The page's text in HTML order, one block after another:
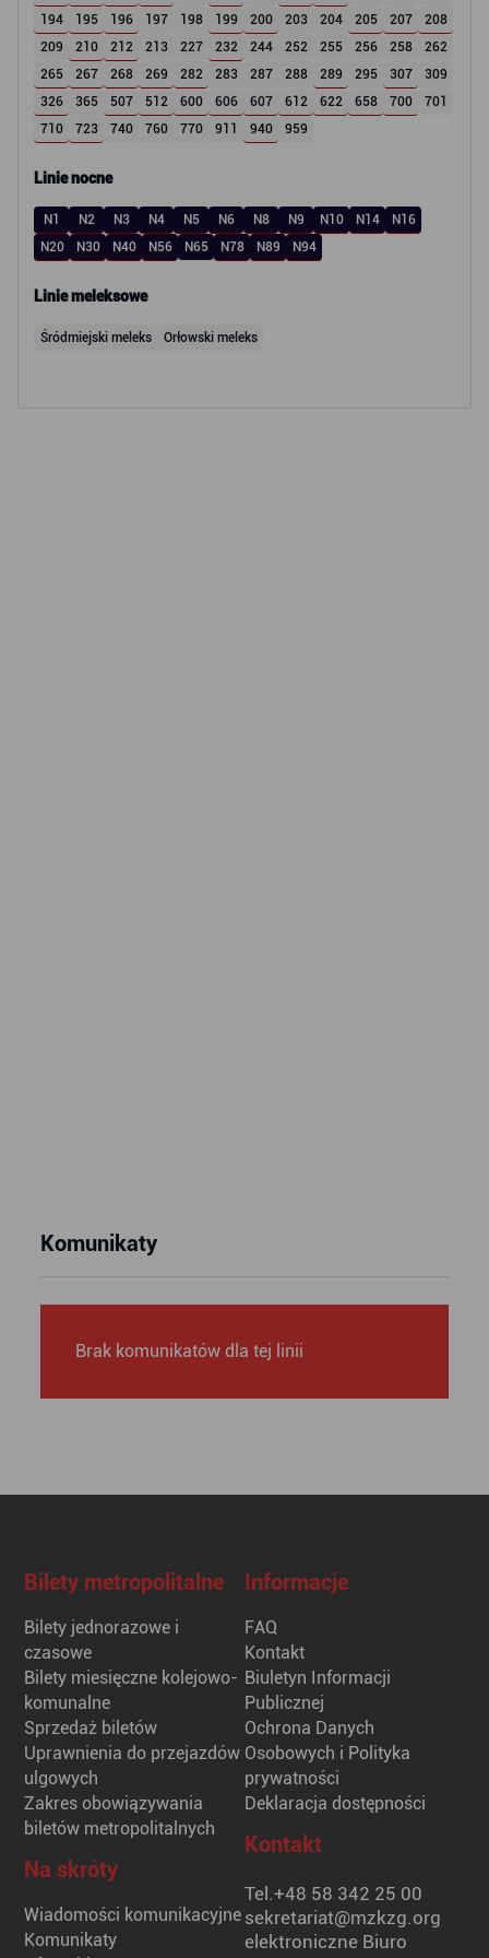
194
195 196 197 198 199 200 203 204 205 207
208
209
210 212 213 227 232 244 252 255 256 258
262
265
267 268 269 282 283 287 288 289 295 307
309
326
365 507 512 600 606 607 612 622 658 700
701
710
723 740 760 770 911 940 959
Linie nocne
N1 N2 N3 N4 N5 N6 N8 N9 N10 N14
N16
N20
N30 N40 N56 N65 N78 N89 N94
Linie meleksowe
Śródmiejski meleks Orłowski meleks
Komunikaty
Brak komunikatów dla tej linii
Bilety metropolitalne
Bilety jednorazowe i
czasowe
Bilety miesięczne kolejowo-
komunalne
Sprzedaż biletów
Uprawnienia do przejazdów
ulgowych
Zakres obowiązywania
biletów metropolitalnych
Na skróty
Wiadomości komunikacyjne
Komunikaty
Informacje
FAQ
Kontakt
Biuletyn Informacji
Publicznej
Ochrona Danych
Osobowych i Polityka
prywatności
Deklaracja dostępności
Kontakt
Tel.+48 58 342 25 00
sekretariat@mzkzg.org
elektroniczne Biuro